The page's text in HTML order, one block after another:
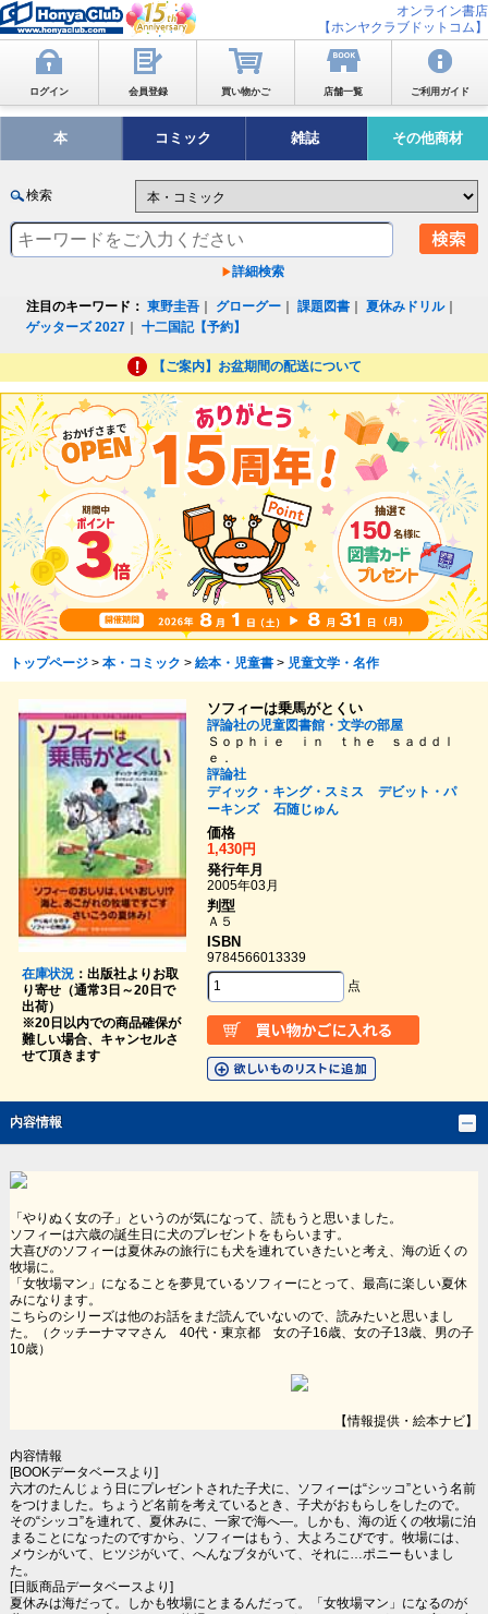
オンライン書店
【ホンヤクラブドットコム】
ログイン 会員登録 買い物かご 店舗一覧 ご利用ガイド
本 コミック 雑誌 その他商材
検索
詳細検索
注目のキーワード： 東野圭吾 グローグー ｜課題図書 ｜夏休みドリル｜
ゲッターズ 2027 ｜十二国記【予約】
【ご案内】お盆期間の配送について
トップページ> 本・コミック > 絵本・児童書> 児童文学・名作
在庫状況：出版社よりお取
り寄せ（通常3日～20日で
出荷）
※20日以内での商品確保が
難しい場合、キャンセルさ
せて頂きます
ソフィーは乗馬がとくい
評論社の児童図書館・文学の部屋
Ｓｏｐｈｉｅ ｉｎ ｔｈｅ ｓａｄｄｌ
ｅ．
評論社
ディック・キング・スミス
デビット・パ
ーキンズ
石随じゅん
価格
1,430円
発行年月
2005年03月
判型
Ａ５
ISBN
9784566013339
点
内容情報
「やりぬく女の子」というのが気になって、読もうと思いました。
ソフィーは六歳の誕生日に犬のプレゼントをもらいます。
大喜びのソフィーは夏休みの旅行にも犬を連れていきたいと考え、海の近くの
牧場に。
「女牧場マン」になることを夢見ているソフィーにとって、最高に楽しい夏休
みになります。
こちらのシリーズは他のお話をまだ読んでいないので、読みたいと思いまし
た。（クッチーナママさん 40代・東京都 女の子16歳、女の子13歳、男の子
10歳）
【情報提供・絵本ナビ】
内容情報
[BOOKデータベースより]
六才のたんじょう日にプレゼントされた子犬に、ソフィーは“シッコ”という名前
をつけました。ちょうど名前を考えているとき、子犬がおもらしをしたので。
その“シッコ”を連れて、夏休みに、一家で海へ―。しかも、海の近くの牧場に泊
まることになったのですから、ソフィーはもう、大よろこびです。牧場には、
メウシがいて、ヒツジがいて、へんなブタがいて、それに…ポニーもいまし
た。
[日販商品データベースより]
夏休みは海だって。しかも牧場にとまるんだって。「女牧場マン」になるのが